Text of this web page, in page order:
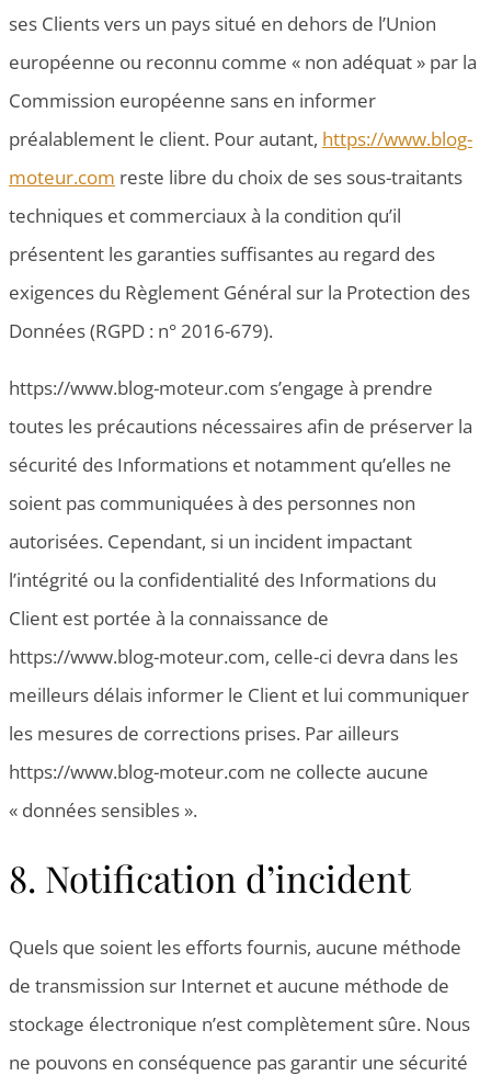
ses Clients vers un pays situé en dehors de l’Union
européenne ou reconnu comme « non adéquat » par la
Commission européenne sans en informer
préalablement le client. Pour autant, https://www.blog-
moteur.com reste libre du choix de ses sous-traitants
techniques et commerciaux à la condition qu’il
présentent les garanties suffisantes au regard des
exigences du Règlement Général sur la Protection des
Données (RGPD : n° 2016-679).
https://www.blog-moteur.com s’engage à prendre
toutes les précautions nécessaires afin de préserver la
sécurité des Informations et notamment qu’elles ne
soient pas communiquées à des personnes non
autorisées. Cependant, si un incident impactant
l’intégrité ou la confidentialité des Informations du
Client est portée à la connaissance de
https://www.blog-moteur.com, celle-ci devra dans les
meilleurs délais informer le Client et lui communiquer
les mesures de corrections prises. Par ailleurs
https://www.blog-moteur.com ne collecte aucune
« données sensibles ».
8. Notification d’incident
Quels que soient les efforts fournis, aucune méthode
de transmission sur Internet et aucune méthode de
stockage électronique n’est complètement sûre. Nous
ne pouvons en conséquence pas garantir une sécurité